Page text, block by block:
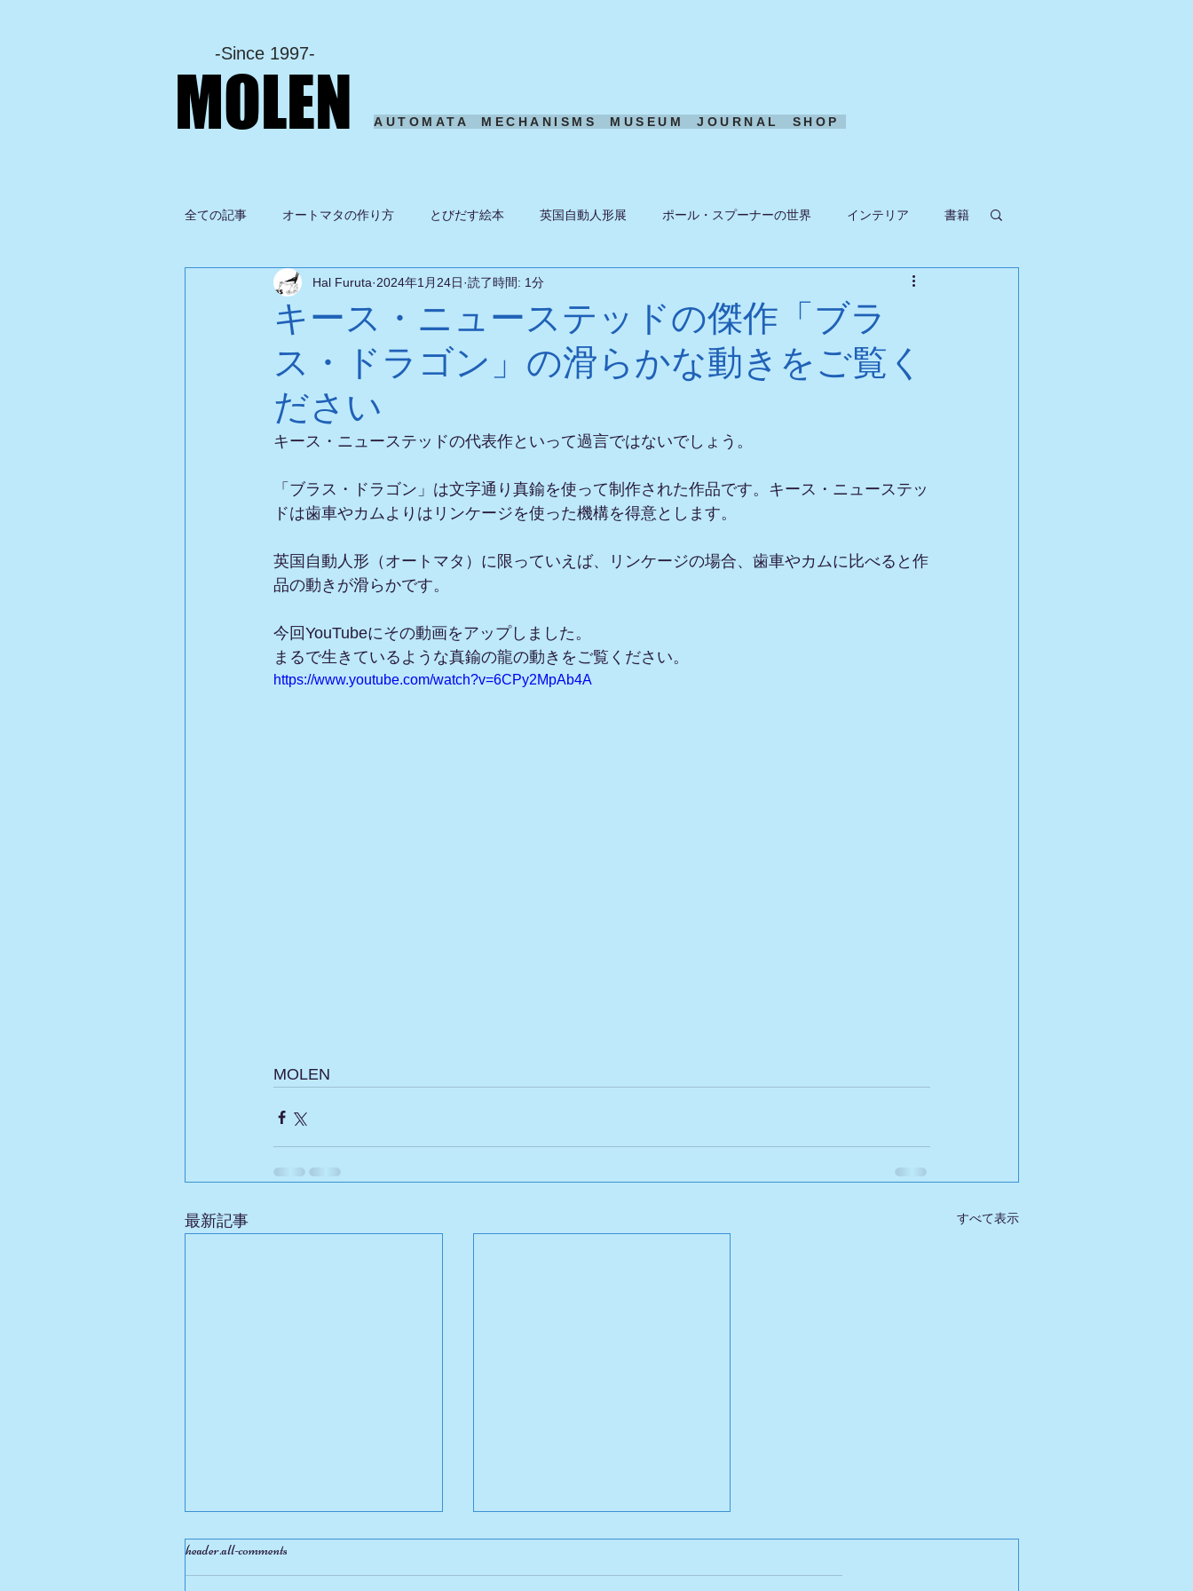
-Since 1997-
MOLEN AUTOMATA MECHANISMS MUSEUM JOURNAL SHOP
全ての記事 オートマタの作り方 とびだす絵本 英国自動人形展 ポール・スプーナーの世界 インテリア 書籍
グルメ ドローン ある日の風景
キース・ニューステッドの傑作「ブラ
ス・ドラゴン」の滑らかな動きをご覧く
ださい
Hal Furuta 2024年1月24日 読了時間: 1分
キース・ニューステッドの代表作といって過言ではないでしょう。
「ブラス・ドラゴン」は文字通り真鍮を使って制作された作品です。キース・ニューステッ
ドは歯車やカムよりはリンケージを使った機構を得意とします。
英国自動人形（オートマタ）に限っていえば、リンケージの場合、歯車やカムに比べると作
品の動きが滑らかです。
今回YouTubeにその動画をアップしました。
まるで生きているような真鍮の龍の動きをご覧ください。
https://www.youtube.com/watch?v=6CPy2MpAb4A
MOLEN
最新記事 すべて表示
header.all-comments